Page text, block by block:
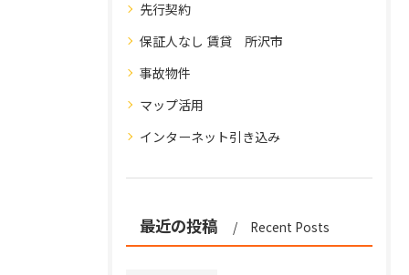
先行契約
保証人なし 賃貸 所沢市
事故物件
マップ活用
インターネット引き込み
最近の投稿 Recent Posts